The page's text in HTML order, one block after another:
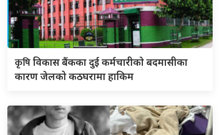
कृषिविकास बैंकका दुई कर्मचारीकाे बदमासीका
कारण जेलको कठघरामा हाकिम